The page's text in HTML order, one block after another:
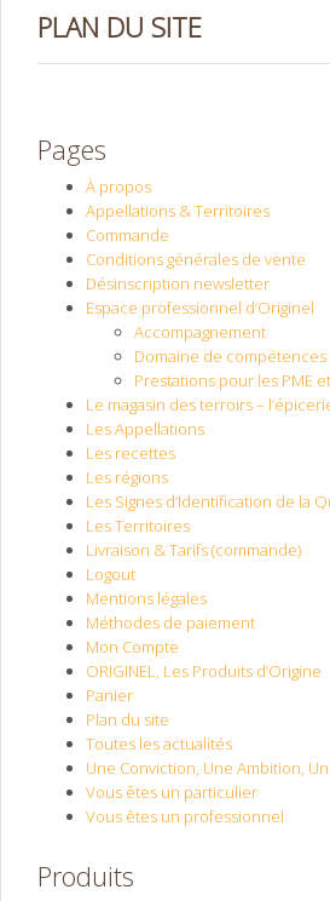
PLAN DU SITE
Pages
À propos
Appellations & Territoires
Commande
Conditions générales de vente
Désinscription newsletter
Espace professionnel d’Originel
Accompagnement
Domaine de compétences
Prestations pour les PME
Le magasin des terroirs –
Les Appellations
Les recettes
Les régions
Les Signes d’Identification de la
Les Territoires
Livraison & Tarifs (commande)
Logout
Mentions légales
Méthodes de paiement
Mon Compte
ORIGINEL, Les Produits d’Origine
Panier
Plan du site
Toutes les actualités
Une Conviction, Une Ambition,
Vous êtes un particulier
Vous êtes un professionnel
Produits